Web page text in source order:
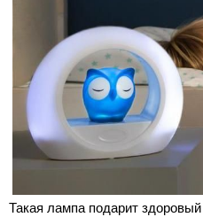
Такая лампа подарит